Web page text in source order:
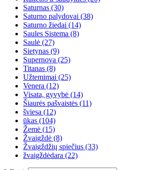
Saturnas (30)
Saturno palydovai (38)
Saturno žiedai (14)
Saules Sistema (8)
Saulė (27)
Sietynas (9)
Supernova (25)
Titanas (8)
Užtemimai (25)
Venera (12)
Visata, gyvybė (14)
Šiaurės pašvaistės (11)
šviesa (12)
ūkas (104)
Žemė (15)
Žvaigždė (8)
Žvaigždžių spiečius (33)
žvaigždėdara (22)